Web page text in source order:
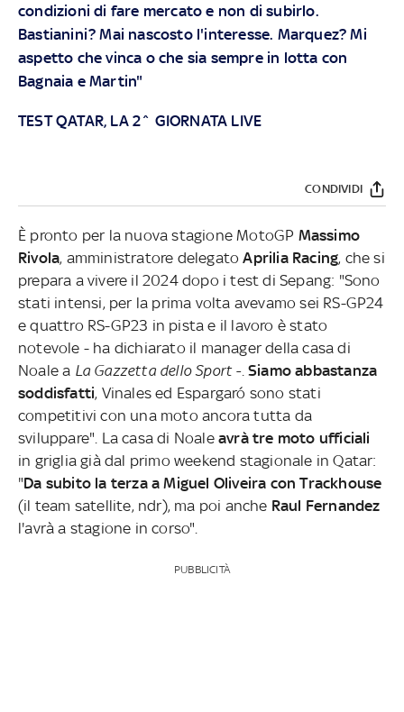
condizioni di fare mercato e non di subirlo.
Bastianini? Mai nascosto l'interesse. Marquez? Mi
aspetto che vinca o che sia sempre in lotta con
Bagnaia e Martin"
TEST QATAR, LA 2^ GIORNATA LIVE
CONDIVIDI
È pronto per la nuova stagione MotoGP Massimo
Rivola, amministratore delegatoAprilia Racing, che si
prepara a vivere il 2024 dopo i test di Sepang: "Sono
stati intensi, per la prima volta avevamo sei RS-GP24
e quattro RS-GP23 in pista e il lavoro è stato
notevole - ha dichiarato il manager della casa di
Noale a La Gazzetta dello Sport -. Siamo abbastanza
soddisfatti, Vinales ed Espargaró sono stati
competitivi con una moto ancora tutta da
sviluppare". La casa di Noale avrà tre moto ufficiali
in griglia già dal primo weekend stagionale in Qatar:
"Da subito la terza a Miguel Oliveira con Trackhouse
(il team satellite, ndr), ma poi anche Raul Fernandez
l'avrà a stagione in corso".
PUBBLICITÀ